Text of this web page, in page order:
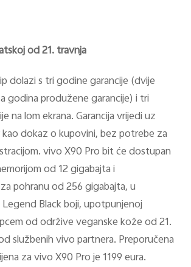
od 21. travnja
dolazi s tri godine garancije (dvije
godina produžene garancije) i tri
na lom ekrana. Garancija vrijedi uz
dokaz o kupovini, bez potrebe za
vivo X90 Pro bit će dostupan
od 12 gigabajta i
pohranu od 256 gigabajta, u
Black boji, upotpunjenoj
od održive veganske kože od 21.
službenih vivo partnera. Preporučena
za vivo X90 Pro je 1199 eura.